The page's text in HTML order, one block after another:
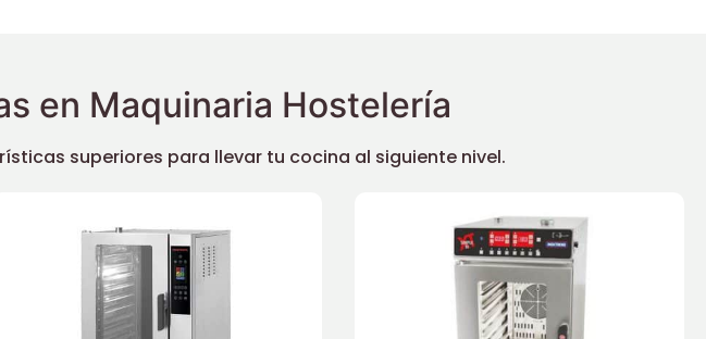
en Maquinaria Hostelería
superiores para llevar tu cocina al siguiente nivel.